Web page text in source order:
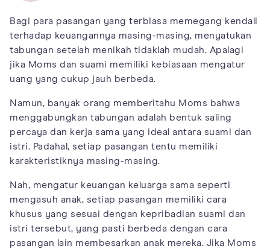
Bagi para pasangan yang terbiasa memegang kendali
terhadap keuangannya masing-masing, menyatukan
tabungan setelah menikah tidaklah mudah. Apalagi
jika Moms dan suami memiliki kebiasaan mengatur
uang yang cukup jauh berbeda.
Namun, banyak orang memberitahu Moms bahwa
menggabungkan tabungan adalah bentuk saling
percaya dan kerja sama yang ideal antara suami dan
istri. Padahal, setiap pasangan tentu memiliki
karakteristiknya masing-masing.
Nah, mengatur keuangan keluarga sama seperti
mengasuh anak, setiap pasangan memiliki cara
khusus yang sesuai dengan kepribadian suami dan
istri tersebut, yang pasti berbeda dengan cara
pasangan lain membesarkan anak mereka. Jika Moms